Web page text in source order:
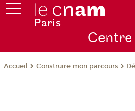
Centre
Accueil Construire mon parcours